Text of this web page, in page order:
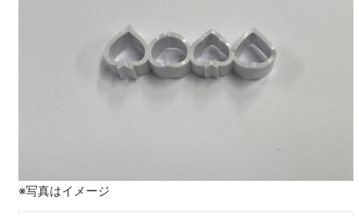
※写真はイメージ